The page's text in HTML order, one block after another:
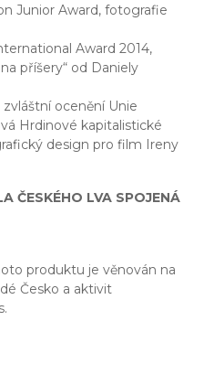
Junior Award, fotografie
Award 2014,
příšery“ od Daniely
zvláštní ocenění Unie
Hrdinové kapitalistické
design pro film Ireny
ČESKÉHO LVA SPOJENÁ
produktu je věnován na
Česko a aktivit